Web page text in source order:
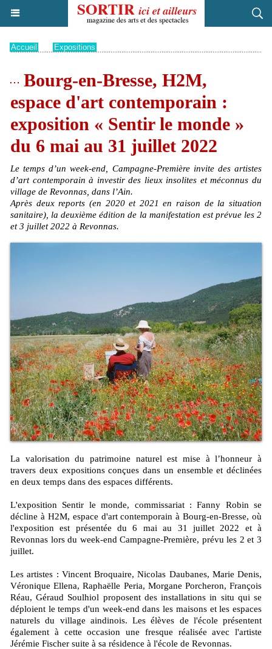
Accueil Expositions
Bourg-en-Bresse, H2M,
espace d'art contemporain :
exposition « Sentir le monde »
du 6 mai au 31 juillet 2022
Le temps d’un week-end, Campagne-Première invite des artistes
d’art contemporain à investir des lieux insolites et méconnus du
village de Revonnas, dans l’Ain.
Après deux reports (en 2020 et 2021 en raison de la situation
sanitaire), la deuxième édition de la manifestation est prévue les 2
et 3 juillet 2022 à Revonnas.
La valorisation du patrimoine naturel est mise à l’honneur à
travers deux expositions conçues dans un ensemble et déclinées
en deux temps dans des espaces différents.
L'exposition Sentir le monde, commissariat : Fanny Robin se
décline à H2M, espace d'art contemporain à Bourg-en-Bresse, où
l'exposition est présentée du 6 mai au 31 juillet 2022 et à
Revonnas lors du week-end Campagne-Première, prévu les 2 et 3
juillet.
Les artistes : Vincent Broquaire, Nicolas Daubanes, Marie Denis,
Véronique Ellena, Raphaëlle Peria, Morgane Porcheron, François
Réau, Géraud Soulhiol proposent des installations in situ qui se
déploient le temps d'un week-end dans les maisons et les espaces
naturels du village aindinois. Les élèves de l'école présentent
également à cette occasion une fresque réalisée avec l'artiste
Jérémie Fischer suite à sa résidence à l'école de Revonnas.